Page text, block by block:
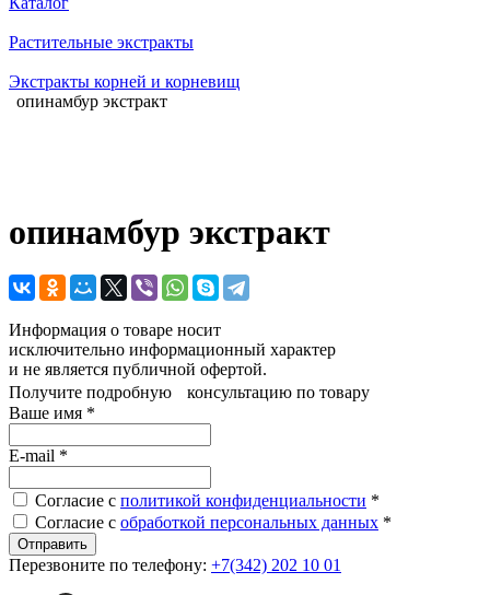
Растительные экстракты
Экстракты корней и корневищ
опинамбур экстракт
опинамбур экстракт
Информация о товаре носит
исключительно информационный характер
и не является публичной офертой.
Получите подробную консультацию по товару
Ваше имя *
E-mail *
Согласие с политикой конфиденциальности *
Согласие с обработкой персональных данных *
Перезвоните по телефону: +7(342) 202 10 01